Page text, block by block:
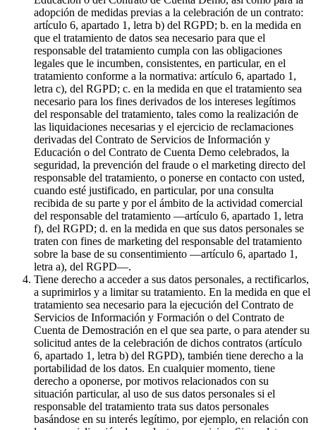
adopción de medidas previas a la celebración de un contrato:
artículo 6, apartado 1, letra b) del RGPD; b. en la medida en
que el tratamiento de datos sea necesario para que el
responsable del tratamiento cumpla con las obligaciones
legales que le incumben, consistentes, en particular, en el
tratamiento conforme a la normativa: artículo 6, apartado 1,
letra c), del RGPD; c. en la medida en que el tratamiento sea
necesario para los fines derivados de los intereses legítimos
del responsable del tratamiento, tales como la realización de
las liquidaciones necesarias y el ejercicio de reclamaciones
derivadas del Contrato de Servicios de Información y
Educación o del Contrato de Cuenta Demo celebrados, la
seguridad, la prevención del fraude o el marketing directo del
responsable del tratamiento, o ponerse en contacto con usted,
cuando esté justificado, en particular, por una consulta
recibida de su parte y por el ámbito de la actividad comercial
del responsable del tratamiento —artículo 6, apartado 1, letra
f), del RGPD; d. en la medida en que sus datos personales se
traten con fines de marketing del responsable del tratamiento
sobre la base de su consentimiento —artículo 6, apartado 1,
letra a), del RGPD—.
Tiene derecho a acceder a sus datos personales, a rectificarlos,
a suprimirlos y a limitar su tratamiento. En la medida en que el
tratamiento sea necesario para la ejecución del Contrato de
Servicios de Información y Formación o del Contrato de
Cuenta de Demostración en el que sea parte, o para atender su
solicitud antes de la celebración de dichos contratos (artículo
6, apartado 1, letra b) del RGPD), también tiene derecho a la
portabilidad de los datos. En cualquier momento, tiene
derecho a oponerse, por motivos relacionados con su
situación particular, al uso de sus datos personales si el
responsable del tratamiento trata sus datos personales
basándose en su interés legítimo, por ejemplo, en relación con